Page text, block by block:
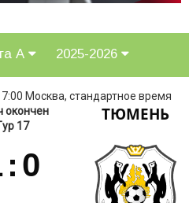
А 2025-2026
Москва, стандартное время
окончен
17
: 0
ТЮМЕНЬ